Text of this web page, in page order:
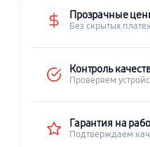
Прозрачные
Без скрытых
Контроль
Проверяем
Гарантия на
Подтверждаем